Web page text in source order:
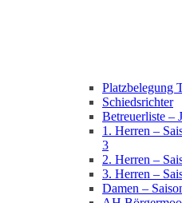
Platzbelegung
Schiedsrichter
Betreuerliste –
1. Herren –
3
2. Herren –
3. Herren –
Damen –